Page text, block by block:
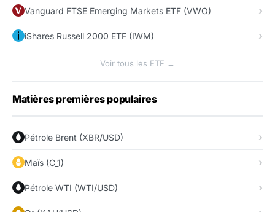
Vanguard FTSE Emerging Markets ETF (VWO)
iShares Russell 2000 ETF (IWM)
Voir tous les ETF →
Matières premières populaires
Pétrole Brent (XBR/USD)
Maïs (C_1)
Pétrole WTI (WTI/USD)